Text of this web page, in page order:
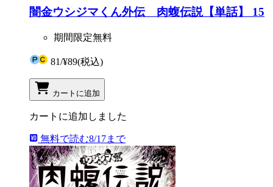
闇金ウシジマくん外伝 肉蝮伝説【単話】 15
期間限定無料
81/¥89(税込)
カートに追加
カートに追加しました
無料で読む8/17まで